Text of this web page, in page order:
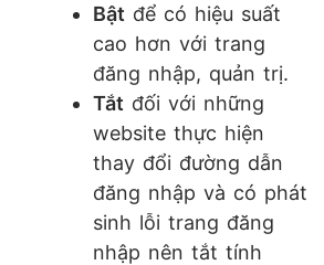
Bật để có hiệu suất
cao hơn với trang
đăng nhập, quản trị.
Tắt đối với những
website thực hiện
thay đổi đường dẫn
đăng nhập và có phát
sinh lỗi trang đăng
nhập nên tắt tính